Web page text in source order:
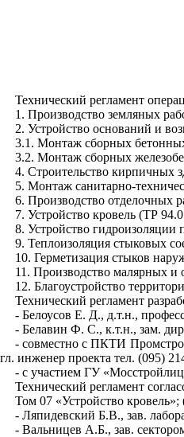
Технический регламент
1. Производство земляных
2. Устройство оснований и
3.1. Монтаж сборных
3.2. Монтаж сборных
4. Строительство кирпичных
5. Монтаж санитарно-
6. Производство отделочных
7. Устройство кровель (ТР
8. Устройство гидроизоляции
9. Теплоизоляция стыковых
10. Герметизация стыков
11. Производство малярных
12. Благоустройство
Технический регламент
- Белоусов Е. Д., д.т.н.,
- Белавин Ф. С., к.т.н., зам.
- совместно с ПКТИ
гл. инженер проекта тел. (095)
- с участием ГУ
Технический регламент
Том 07 «Устройство
- Ляпидевский Б.В., зав.
- Вальницев А.Б., зав.